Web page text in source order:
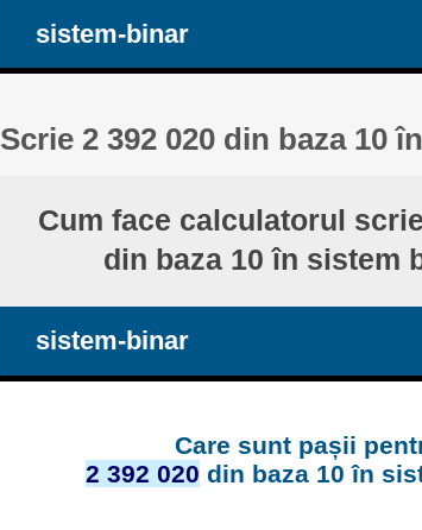
sistem-binar
Scrie 2 392 020 din baza 10
Cum face calculatorul
din baza 10 în sistem
sistem-binar
Care sunt pașii
2 392 020 din baza 10 în